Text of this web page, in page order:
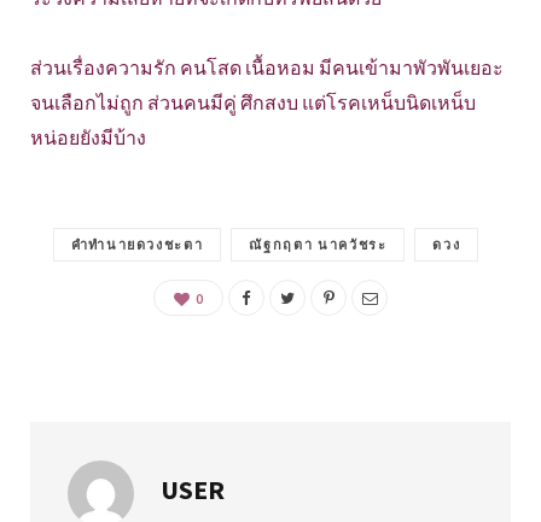
ส่วนเรื่องความรัก คนโสด เนื้อหอม มีคนเข้ามาพัวพันเยอะ
จนเลือกไม่ถูก ส่วนคนมีคู่ ศึกสงบ แต่โรคเหน็บนิดเหน็บ
หน่อยยังมีบ้าง
คำทำนายดวงชะตา ณัฐกฤตา นาควัชระ ดวง
0
USER